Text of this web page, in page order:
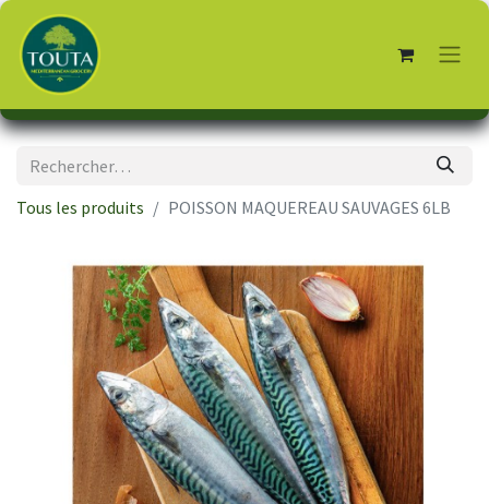
Tous les produits POISSON MAQUEREAU SAUVAGES 6LB